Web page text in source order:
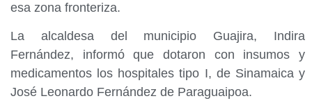
esa zona fronteriza.
La alcaldesa del municipio Guajira, Indira
Fernández, informó que dotaron con insumos y
medicamentos los hospitales tipo I, de Sinamaica y
José Leonardo Fernández de Paraguaipoa.